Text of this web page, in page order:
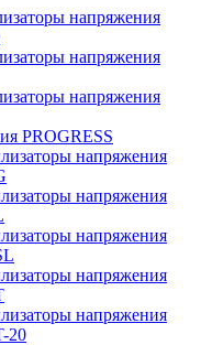
напряжения
напряжения
напряжения
PROGRESS
напряжения
напряжения
напряжения
напряжения
напряжения
20